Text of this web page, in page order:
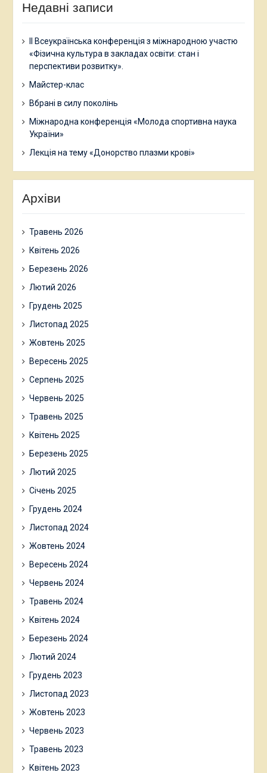
Недавні записи
ІІ Всеукраїнська конференція з міжнародною участю
«Фізична культура в закладах освіти: стан і
перспективи розвитку».
Майстер-клас
Вбрані в силу поколінь
Міжнародна конференція «Молода спортивна наука
України»
Лекція на тему «Донорство плазми крові»
Архіви
Травень 2026
Квітень 2026
Березень 2026
Лютий 2026
Грудень 2025
Листопад 2025
Жовтень 2025
Вересень 2025
Серпень 2025
Червень 2025
Травень 2025
Квітень 2025
Березень 2025
Лютий 2025
Січень 2025
Грудень 2024
Листопад 2024
Жовтень 2024
Вересень 2024
Червень 2024
Травень 2024
Квітень 2024
Березень 2024
Лютий 2024
Грудень 2023
Листопад 2023
Жовтень 2023
Червень 2023
Травень 2023
Квітень 2023